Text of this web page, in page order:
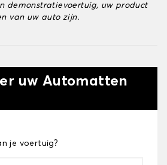
demonstratievoertuig, uw product
van uw auto zijn.
uw Automatten
je voertuig?